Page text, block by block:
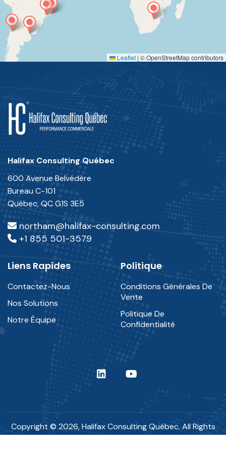
Leaflet | © OpenStreetMap contributors
Halifax Consulting Québec
600 Avenue Belvédère
Bureau C-101
Québec, QC G1S 3E5
northam@halifax-consulting.com
+1 855 501-3579
Liens Rapides
Contactez-Nous
Nos Solutions
Notre Équipe
Politique
Conditions Générales De
Vente
Politique De
Confidentialité
Copyright © 2026, Halifax Consulting Québec. All Rights